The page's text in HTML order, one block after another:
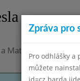
Mateřská škola
Zpráva pro
Pro odhlášky
můžete